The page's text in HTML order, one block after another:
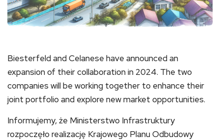
Biesterfeld and Celanese have announced an
expansion of their collaboration in 2024. The two
companies will be working together to enhance their
joint portfolio and explore new market opportunities.
Informujemy, że Ministerstwo Infrastruktury
rozpoczęło realizację Krajowego Planu Odbudowy